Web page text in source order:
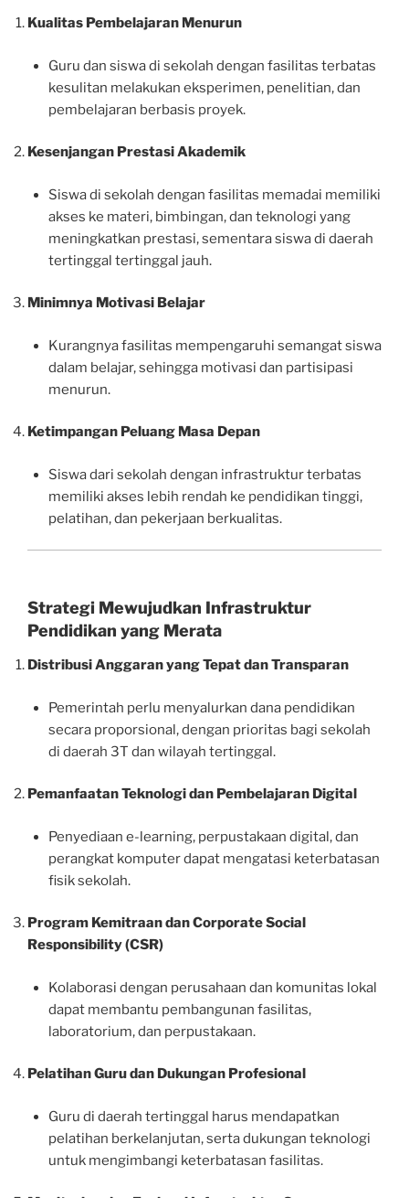
Kualitas Pembelajaran Menurun
Guru dan siswa di sekolah dengan fasilitas terbatas
kesulitan melakukan eksperimen, penelitian, dan
pembelajaran berbasis proyek.
Kesenjangan Prestasi Akademik
Siswa di sekolah dengan fasilitas memadai memiliki
akses ke materi, bimbingan, dan teknologi yang
meningkatkan prestasi, sementara siswa di daerah
tertinggal tertinggal jauh.
Minimnya Motivasi Belajar
Kurangnya fasilitas mempengaruhi semangat siswa
dalam belajar, sehingga motivasi dan partisipasi
menurun.
Ketimpangan Peluang Masa Depan
Siswa dari sekolah dengan infrastruktur terbatas
memiliki akses lebih rendah ke pendidikan tinggi,
pelatihan, dan pekerjaan berkualitas.
Strategi Mewujudkan Infrastruktur
Pendidikan yang Merata
Distribusi Anggaran yang Tepat dan Transparan
Pemerintah perlu menyalurkan dana pendidikan
secara proporsional, dengan prioritas bagi sekolah
di daerah 3T dan wilayah tertinggal.
Pemanfaatan Teknologi dan Pembelajaran Digital
Penyediaan e-learning, perpustakaan digital, dan
perangkat komputer dapat mengatasi keterbatasan
fisik sekolah.
Program Kemitraan dan Corporate Social
Responsibility (CSR)
Kolaborasi dengan perusahaan dan komunitas lokal
dapat membantu pembangunan fasilitas,
laboratorium, dan perpustakaan.
Pelatihan Guru dan Dukungan Profesional
Guru di daerah tertinggal harus mendapatkan
pelatihan berkelanjutan, serta dukungan teknologi
untuk mengimbangi keterbatasan fasilitas.